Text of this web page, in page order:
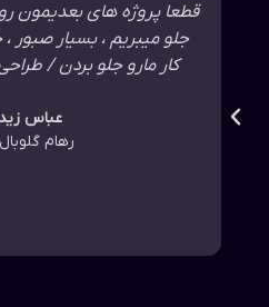
قطعا پروژه های بعدیمون
جلو میبریم ، بسیار
کار مارو جلو بردن /
عباس
رهام